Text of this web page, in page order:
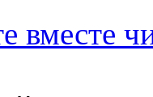
вместе